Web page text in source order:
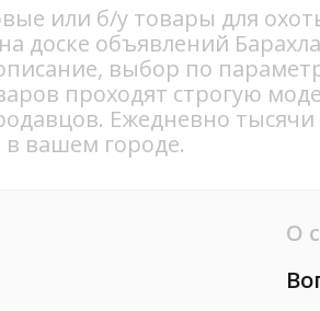
или б/у товары для
доске объявлений
выбор по
проходят строгую
Ежедневно
вашем городе.
О